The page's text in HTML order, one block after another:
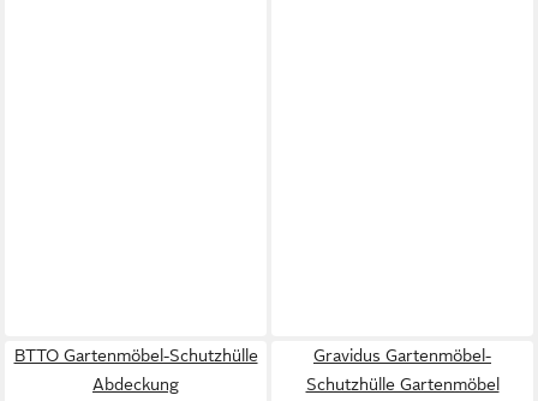
BTTO Gartenmöbel-Schutzhülle
Abdeckung
Gravidus Gartenmöbel-
Schutzhülle Gartenmöbel